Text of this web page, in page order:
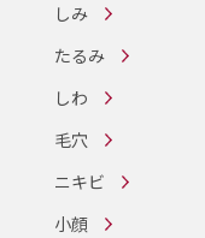
しみ
たるみ
しわ
毛穴
ニキビ
小顔